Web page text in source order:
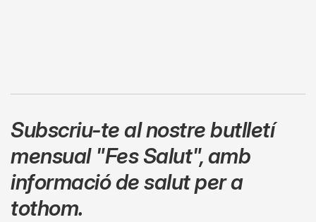
Subscriu-te al nostre butlletí
mensual "Fes Salut",amb
informació de salut per a
tothom.